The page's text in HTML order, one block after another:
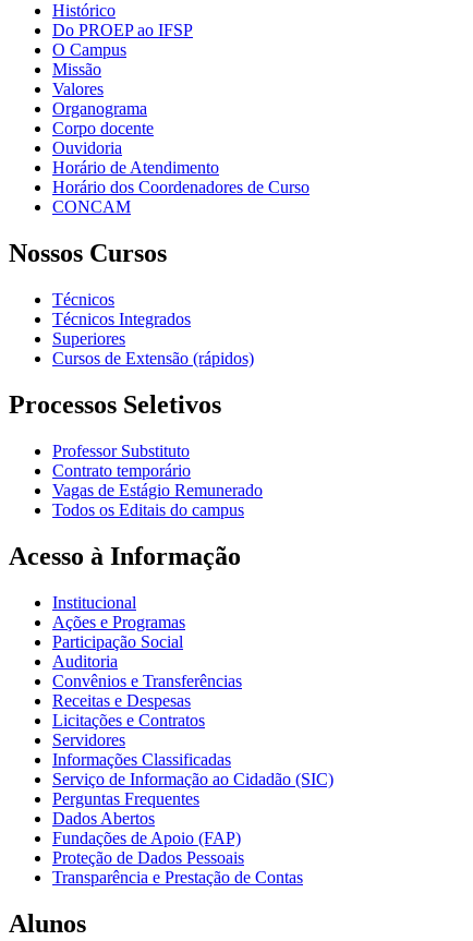
Histórico
Do PROEP ao IFSP
O Campus
Missão
Valores
Organograma
Corpo docente
Ouvidoria
Horário de Atendimento
Horário dos Coordenadores de Curso
CONCAM
Nossos Cursos
Técnicos
Técnicos Integrados
Superiores
Cursos de Extensão (rápidos)
Processos Seletivos
Professor Substituto
Contrato temporário
Vagas de Estágio Remunerado
Todos os Editais do campus
Acesso à Informação
Institucional
Ações e Programas
Participação Social
Auditoria
Convênios e Transferências
Receitas e Despesas
Licitações e Contratos
Servidores
Informações Classificadas
Serviço de Informação ao Cidadão (SIC)
Perguntas Frequentes
Dados Abertos
Fundações de Apoio (FAP)
Proteção de Dados Pessoais
Transparência e Prestação de Contas
Alunos